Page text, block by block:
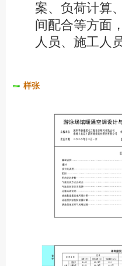
案、负荷计算
间配合等方面
人员、施工人
样张